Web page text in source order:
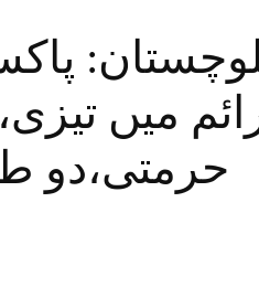
میں
حرمتی،دو